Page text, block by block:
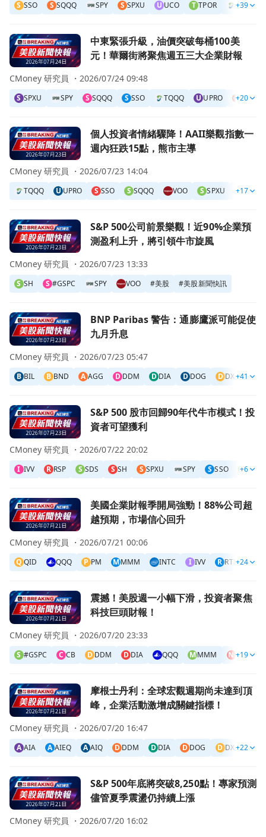
S SSO S SQQQ SPY S SPXU U UCO T TPOR TQQQ
+39
前往中東緊張升級，油價突破每桶100美元！華爾街將聚焦
中東緊張升級，油價突破每桶100美
元！華爾街將聚焦週五三大企業財報
S SPXU SPY S SQQQ S SSO TQQQ U UPRO VOO
+20
CMoney 研究員 ・2026/07/24 09:48
前往個人投資者情緒驟降！AAII樂觀指數一週內狂跌15點，
個人投資者情緒驟降！AAII樂觀指數一
週內狂跌15點，熊市主導
TQQQ U UPRO S SSO S SQQQ VOO S SPXU S SDS
+17
CMoney 研究員 ・2026/07/23 14:04
前往S&P 500公司前景樂觀！近90%企業預測盈利上升，將
S&P 500公司前景樂觀！近90%企業預
測盈利上升，將引領牛市旋風
S SH S #GSPC SPY VOO #美股 #美股新聞快訊
CMoney 研究員 ・2026/07/23 13:33
前往BNP Paribas 警告：通膨鷹派可能促使九月升息頁面
BNP Paribas 警告：通膨鷹派可能促使
九月升息
B BIL B BND A AGG D DDM D DIA D DOG D DXD H
+41
CMoney 研究員 ・2026/07/23 05:47
前往S&P 500 股市回歸90年代牛市模式！投資者可望獲利頁
S&P 500 股市回歸90年代牛市模式！投
資者可望獲利
I IVV R RSP S SDS S SH S SPXU SPY S SSO U UPRO
+6
CMoney 研究員 ・2026/07/22 20:02
前往美國企業財報季開局強勁！88%公司超越預期，市場信
美國企業財報季開局強勁！88%公司超
越預期，市場信心回升
QQID QQQ P PM MMMM INTC I IVV R RTX S
+24
CMoney 研究員 ・2026/07/21 00:06
前往震撼！美股週一小幅下滑，投資者聚焦科技巨頭財報！
震撼！美股週一小幅下滑，投資者聚焦
科技巨頭財報！
S #GSPC C CB D DDM D DIA QQQ MMMM N NVS
+19
CMoney 研究員 ・2026/07/20 23:33
前往摩根士丹利：全球宏觀週期尚未達到頂峰，企業活動激
摩根士丹利：全球宏觀週期尚未達到頂
峰，企業活動激增成關鍵指標！
A AIA A AIEQ A AIQ D DDM D DIA D DOG D DXD E
+22
CMoney 研究員 ・2026/07/20 16:47
前往S&P 500年底將突破8,250點！專家預測儘管夏季震盪仍
S&P 500年底將突破8,250點！專家預測
儘管夏季震盪仍持續上漲
CMoney 研究員 ・2026/07/20 16:02